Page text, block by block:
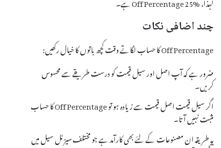
چند اضافی نکات
Off Percentage کا حساب لگاتے وقت کچھ باتوں کا خیال رکھیں:
ضرور ہے کہ آپ اصل اور سیل قیمت کو درست طریقے سے محسوس
کریں۔
اگر سیل قیمت اصل قیمت سے زیادہ ہو تو Off Percentage کا حساب
مثبت نہیں آتا۔
یہ طریقہ ان مصنوعات کے لئے بھی کارآمد ہے جو مختلف سیزنل سیل میں